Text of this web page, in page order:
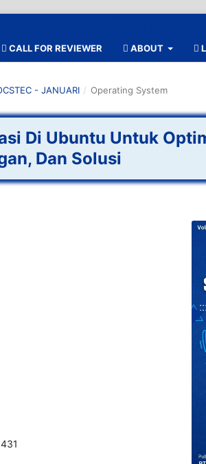
CALL FOR REVIEWER ABOUT
- JANUARI / Operating System
Di Ubuntu Untuk
Dan Solusi